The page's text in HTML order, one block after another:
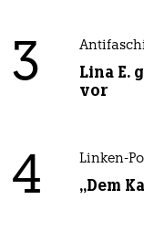
3
Lina E.
vor
4 Linken-
„Dem